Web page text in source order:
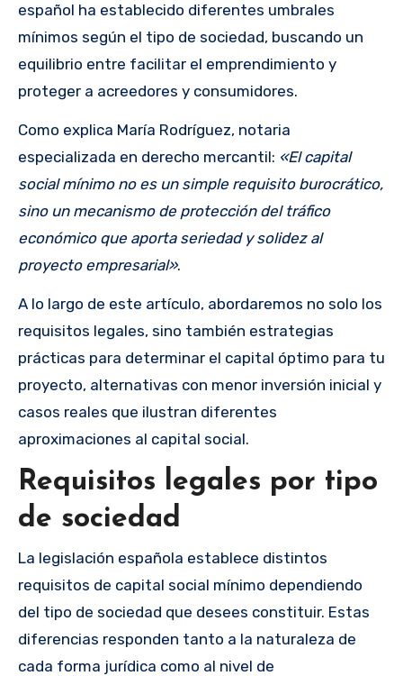
español ha establecido diferentes umbrales
mínimos según el tipo de sociedad, buscando un
equilibrio entre facilitar el emprendimiento y
proteger a acreedores y consumidores.
Como explica María Rodríguez, notaria
especializada en derecho mercantil: «El capital
social mínimo no es un simple requisito burocrático,
sino un mecanismo de protección del tráfico
económico que aporta seriedad y solidez al
proyecto empresarial».
A lo largo de este artículo, abordaremos no solo los
requisitos legales, sino también estrategias
prácticas para determinar el capital óptimo para tu
proyecto, alternativas con menor inversión inicial y
casos reales que ilustran diferentes
aproximaciones al capital social.
Requisitos legales por tipo
de sociedad
La legislación española establece distintos
requisitos de capital social mínimo dependiendo
del tipo de sociedad que desees constituir. Estas
diferencias responden tanto a la naturaleza de
cada forma jurídica como al nivel de